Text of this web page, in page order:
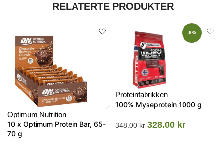
RELATERTE PRODUKTER
Optimum Nutrition
10 x Optimum Protein Bar, 65-
70 g
-6%
Proteinfabrikken
100% Myseprotein 1000 g
348.00kr 328.00 kr